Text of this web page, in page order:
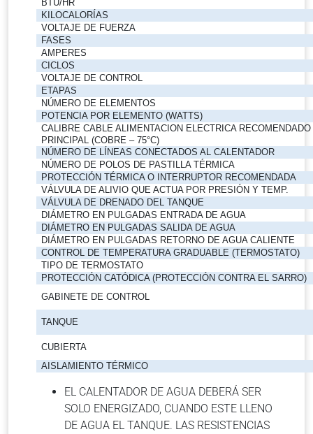
BTU/HR
KILOCALORÍAS
VOLTAJE DE FUERZA
FASES
AMPERES
CICLOS
VOLTAJE DE CONTROL
ETAPAS
NÚMERO DE ELEMENTOS
POTENCIA POR ELEMENTO (WATTS)
CALIBRE CABLE ALIMENTACION ELECTRICA RECOMENDADO
PRINCIPAL (COBRE – 75°C)
NÚMERO DE LÍNEAS CONECTADOS AL CALENTADOR
NÚMERO DE POLOS DE PASTILLA TÉRMICA
PROTECCIÓN TÉRMICA O INTERRUPTOR RECOMENDADA
VÁLVULA DE ALIVIO QUE ACTUA POR PRESIÓN Y TEMP.
VÁLVULA DE DRENADO DEL TANQUE
DIÁMETRO EN PULGADAS ENTRADA DE AGUA
DIÁMETRO EN PULGADAS SALIDA DE AGUA
DIÁMETRO EN PULGADAS RETORNO DE AGUA CALIENTE
CONTROL DE TEMPERATURA GRADUABLE (TERMOSTATO)
TIPO DE TERMOSTATO
PROTECCIÓN CATÓDICA (PROTECCIÓN CONTRA EL SARRO)
GABINETE DE CONTROL
TANQUE
CUBIERTA
AISLAMIENTO TÉRMICO
EL CALENTADOR DE AGUA DEBERÁ SER
SOLO ENERGIZADO, CUANDO ESTE LLENO
DE AGUA EL TANQUE. LAS RESISTENCIAS